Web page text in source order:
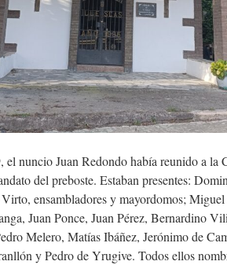
Juan Redondo había reunido a la
del preboste. Estaban presentes:
ensambladores y mayordomos;
Juan Ponce, Juan Pérez, Bernardino
Melero, Matías Ibáñez, Jerónimo de
y Pedro de Yrugive. Todos ellos